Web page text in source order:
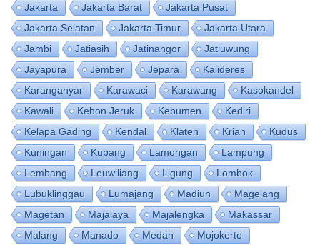
Jakarta
Jakarta Barat
Jakarta Pusat
Jakarta Selatan
Jakarta Timur
Jakarta Utara
Jambi
Jatiasih Jatinangor
Jatiuwung
Jayapura
Jember Jepara
Kalideres
Karanganyar
Karawaci Karawang
Kasokandel
Kawali
Kebon Jeruk Kebumen
Kediri
Kelapa Gading
Kendal Klaten Krian
Kudus
Kuningan
Kupang Lamongan
Lampung
Lembang
Leuwiliang Ligung
Lombok
Lubuklinggau
Lumajang Madiun
Magelang
Magetan
Majalaya Majalengka
Makassar
Malang
Manado Medan
Mojokerto